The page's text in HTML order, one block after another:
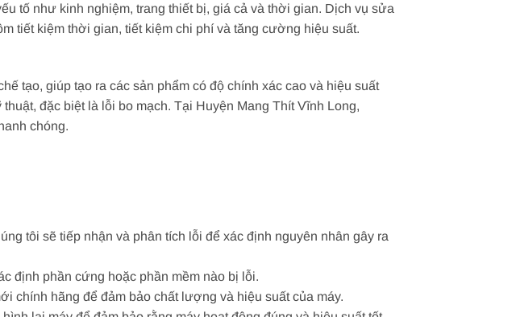
tố như kinh nghiệm, trang thiết bị, giá cả và thời gian. Dịch vụ sửa
tiết kiệm thời gian, tiết kiệm chi phí và tăng cường hiệu suất.
tạo, giúp tạo ra các sản phẩm có độ chính xác cao và hiệu suất
đặc biệt là lỗi bo mạch. Tại Huyện Mang Thít Vĩnh Long,
chóng.
tôi sẽ tiếp nhận và phân tích lỗi để xác định nguyên nhân gây ra
định phần cứng hoặc phần mềm nào bị lỗi.
chính hãng để đảm bảo chất lượng và hiệu suất của máy.